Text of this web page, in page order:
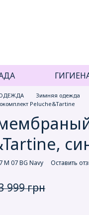
Зимняя одежда
Peluche&Tartine
M 07 BG Navy Оставить
999 грн